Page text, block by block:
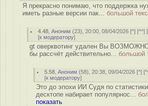
Я прекрасно понимаю, что поддержка
иметь разные версии пак... большой
4.48 ,Аноним (23), 20:00, 08/04/2026 [^] [^^] [
[к модератору]
gt оверквотинг удален Вы
бы рассчёт действительно... большой
5.58 ,Аноним (58), 20:38, 09/04/2026 [^] [
[к модератору]
Это до эпохи ИИ Судя по
десктопе набирает популярнос...
показать